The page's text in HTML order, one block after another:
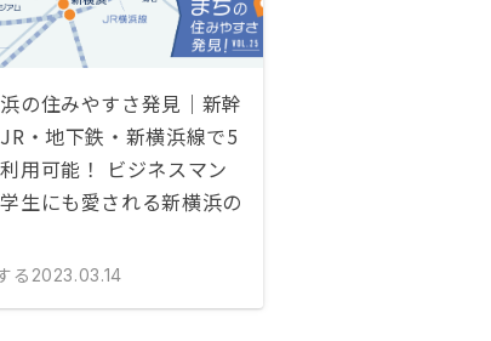
の住みやすさ発見｜新幹
・地下鉄・新横浜線で5
用可能！ ビジネスマン
生にも愛される新横浜の
る 2023.03.14